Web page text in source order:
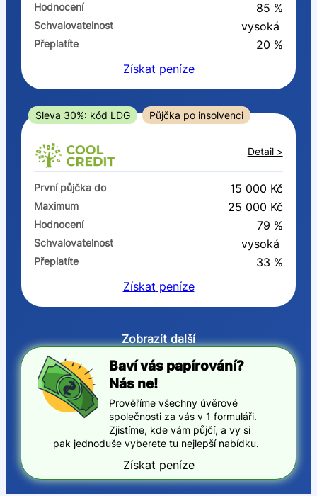
Po insolvenci
V hotovosti
ano
Hodnocení 85 %
Schvalovatelnost vysoká
Přeplatíte
20 %
Získat peníze
Sleva 30%: kód LDG Půjčka po insolvenci
Detail >
První půjčka do 15 000 Kč
Maximum 25 000 Kč
Hodnocení 79 %
Schvalovatelnost vysoká
Přeplatíte
33 %
Získat peníze
Zobrazit další
Baví vás papírování?
Nás ne!
Prověříme všechny úvěrové
společnosti za vás v 1 formuláři.
Zjistíme, kde vám půjčí, a vy si
pak jednoduše vyberete tu nejlepší nabídku.
Získat peníze